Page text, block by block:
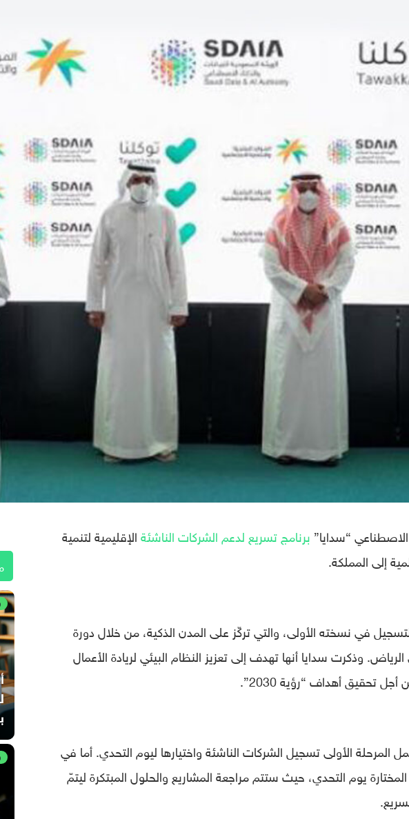
“سدايا” برنامج تسريع لدعم الشركات الناشئةالإقليمية لتنمية
إلى المملكة.
في نسخته الأولى، والتي تركّز على المدن الذكية، من خلال دورة
وذكرت سدايا أنها تهدف إلى تعزيز النظام البيئي لريادة الأعمال
تحقيق أهداف “رؤية 2030”.
المرحلة الأولى تسجيل الشركات الناشئة واختيارها ليوم التحدي. أما في
يوم التحدي، حيث ستتم مراجعة المشاريع والحلول المبتكرة ليتمّ